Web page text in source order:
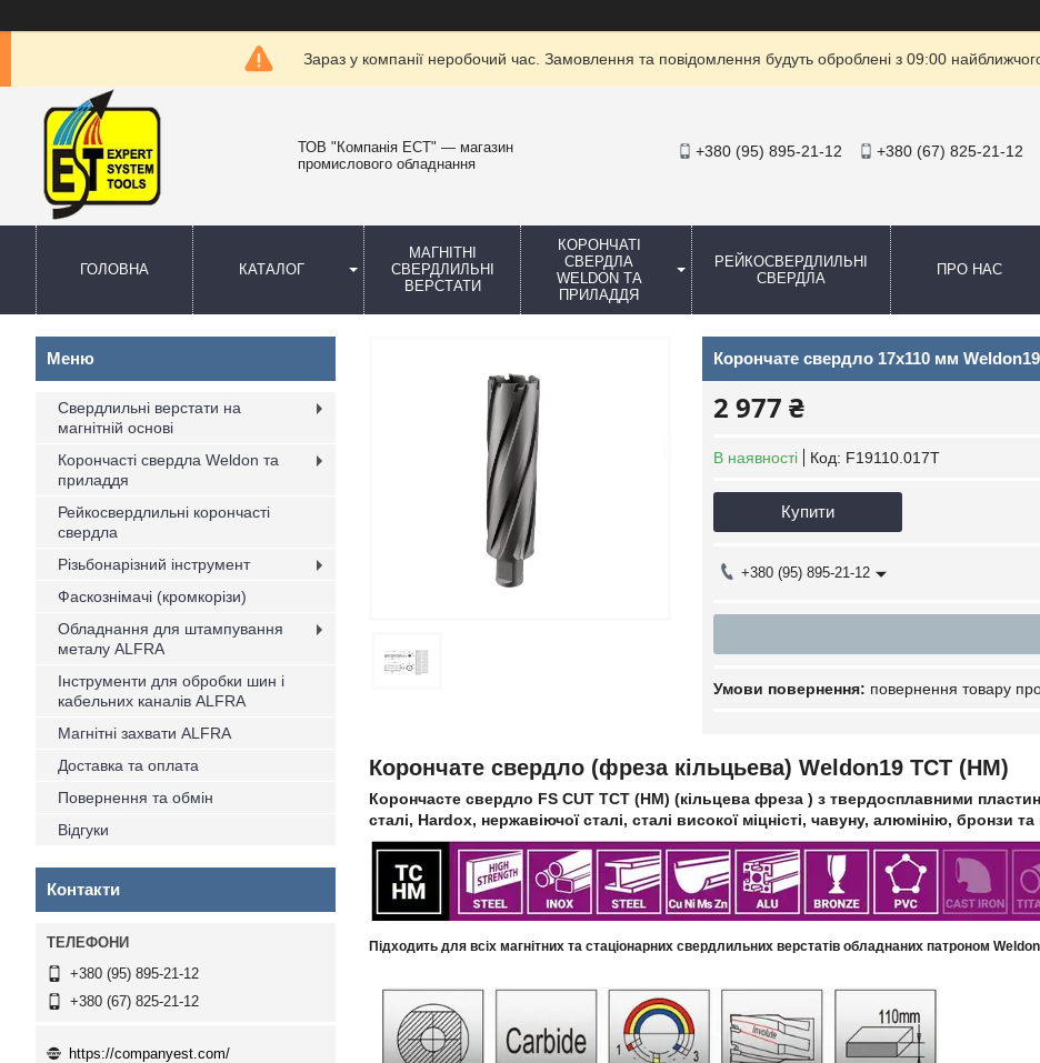
Зараз у компанії неробочий час. Замовлення та повідомлення будуть оброблені з 09:00
ТОВ "Компанія ЕСТ" — магазин
промислового обладнання
+380 (95) 895-21-12 +380 (67) 825-21-12
ГОЛОВНА КАТАЛОГ
МАГНІТНІ
СВЕРДЛИЛЬНІ
ВЕРСТАТИ
КОРОНЧАТІ
СВЕРДЛА
WELDON ТА
ПРИЛАДДЯ
РЕЙКОСВЕРДЛИЛЬНІ
СВЕРДЛА
ПРО НАС
Корончате свердло 17x110 мм
2 977 ₴
В наявності Код: F19110.017T
Купити
+380 (95) 895-21-12
повернення товару
Корончате свердло (фреза кільцьева) Weldon19 TCT (HM)
Корончасте свердло FS CUT TCT (HM) (кільцева фреза ) з твердосплавними
сталі, Hardox, нержавіючої сталі, сталі високої міцністі, чавуну, алюмінію, бронзи
Підходить для всіх магнітних та стаціонарних свердлильних верстатів обладнаних патроном
Свердлильні верстати на
магнітній основі
Корончасті свердла Weldon та
приладдя
Рейкосвердлильні корончасті
свердла
Різьбонарізний інструмент
Фаскознімачі (кромкорізи)
Обладнання для штампування
металу ALFRA
Інструменти для обробки шин і
кабельних каналів ALFRA
Магнітні захвати ALFRA
Доставка та оплата
Повернення та обмін
Відгуки
Контакти
+380 (95) 895-21-12
+380 (67) 825-21-12
https://companyest.com/